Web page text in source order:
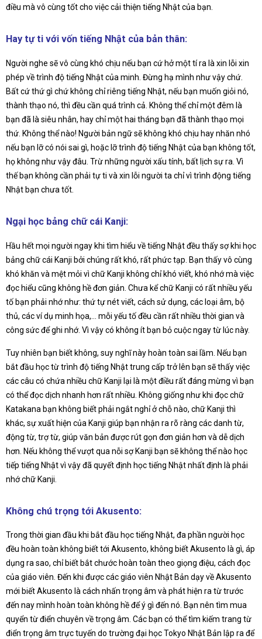
điều mà vô cùng tốt cho việc cải thiện tiếng Nhật của bạn.
Hay tự ti với vốn tiếng Nhật của bản thân:
Người nghe sẽ vô cùng khó chịu nếu bạn cứ hở một tí ra là xin lỗi xin
phép về trình độ tiếng Nhật của minh. Đừng hạ mình như vậy chứ.
Bất cứ thứ gì chứ không chỉ riêng tiếng Nhật, nếu bạn muốn giỏi nó,
thành thạo nó, thì đều cần quá trình cả. Không thể chỉ một đêm là
bạn đã là siêu nhân, hay chỉ một hai tháng bạn đã thành thạo mọi
thứ. Không thể nào! Người bản ngữ sẽ không khó chịu hay nhăn nhó
nếu bạn lỡ có nói sai gì, hoặc lỡ trình độ tiếng Nhật của bạn không tốt,
họ không như vậy đâu. Trừ những người xấu tính, bất lịch sự ra. Vì
thế bạn không cần phải tự ti và xin lỗi người ta chỉ vì trình động tiếng
Nhật bạn chưa tốt.
Ngại học bảng chữ cái Kanji:
Hầu hết mọi người ngay khi tìm hiểu về tiếng Nhật đều thấy sợ khi học
bảng chữ cái Kanji bởi chúng rất khó, rất phức tạp. Bạn thấy vô cùng
khó khăn và mệt mỏi vì chữ Kanji không chỉ khó viết, khó nhớ mà việc
đọc hiểu cũng không hề đơn giản. Chưa kể chữ Kanji có rất nhiều yếu
tố bạn phải nhớ như: thứ tự nét viết, cách sử dụng, các loại âm, bộ
thủ, các ví dụ minh họa,… mỗi yếu tố đều cần rất nhiều thời gian và
công sức để ghi nhớ. Vì vậy có không ít bạn bỏ cuộc ngay từ lúc này.
Tuy nhiên bạn biết không, suy nghĩ này hoàn toàn sai lầm. Nếu bạn
bắt đầu học từ trình độ tiếng Nhật trung cấp trở lên bạn sẽ thấy việc
các câu có chứa nhiều chữ Kanji lại là một điều rất đáng mừng vì bạn
có thể đọc dịch nhanh hơn rất nhiều. Không giống như khi đọc chữ
Katakana bạn không biết phải ngắt nghỉ ở chỗ nào, chữ Kanji thì
khác, sự xuất hiện của Kanji giúp bạn nhận ra rõ ràng các danh từ,
động từ, trợ từ, giúp văn bản được rút gọn đơn giản hơn và dễ dịch
hơn. Nếu không thể vượt qua nỗi sợ Kanji bạn sẽ không thể nào học
tiếp tiếng Nhật vì vậy đã quyết định học tiếng Nhật nhất định là phải
nhớ chữ Kanji.
Không chú trọng tới Akusento:
Trong thời gian đầu khi bắt đầu học tiếng Nhật, đa phần người học
đều hoàn toàn không biết tới Akusento, không biết Akusento là gì, áp
dụng ra sao, chỉ biết bắt chước hoàn toàn theo giọng điệu, cách đọc
của giáo viên. Đến khi được các giáo viên Nhật Bản dạy về Akusento
mới biết Akusento là cách nhấn trọng âm và phát hiện ra từ trước
đến nay mình hoàn toàn không hề để ý gì đến nó. Bạn nên tìm mua
quyển từ điển chuyên về trọng âm. Các bạn có thể tìm kiếm trang từ
điển trọng âm trực tuyến do trường đại học Tokyo Nhật Bản lập ra để